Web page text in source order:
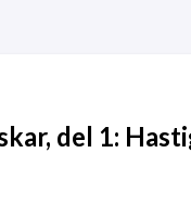
del 1: